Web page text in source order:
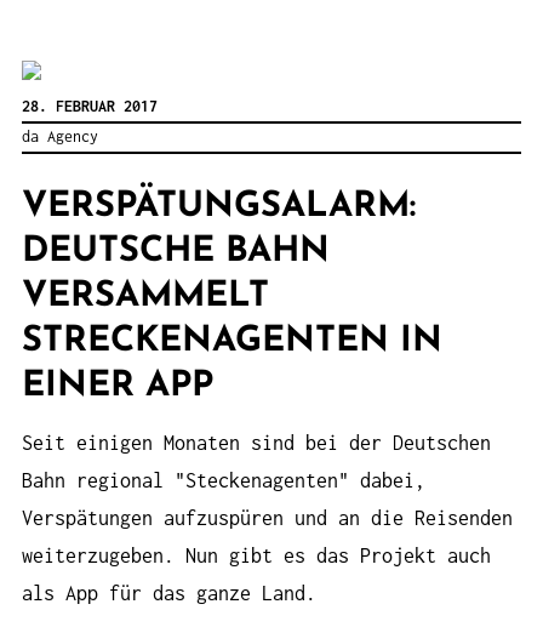
28. FEBRUAR 2017
da Agency
VERSPÄTUNGSALARM:
DEUTSCHE BAHN
VERSAMMELT
STRECKENAGENTEN IN
EINER APP
Seit einigen Monaten sind bei der Deutschen
Bahn regional "Steckenagenten" dabei,
Verspätungen aufzuspüren und an die Reisenden
weiterzugeben. Nun gibt es das Projekt auch
als App für das ganze Land.